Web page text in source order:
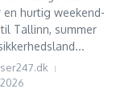
en hurtig weekend-
Tallinn, summer